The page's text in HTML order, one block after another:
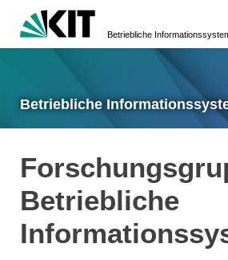
Betriebliche
Betriebliche